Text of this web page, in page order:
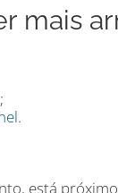
mais
.
está